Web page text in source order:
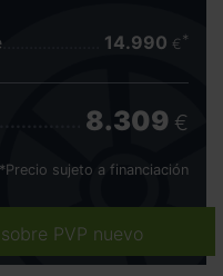
PVP nuevo
14.990 €
8.309 €
*Precio sujeto a financiación